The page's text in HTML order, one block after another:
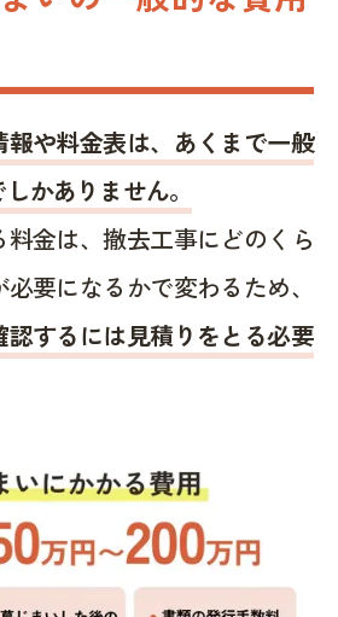
や料金表は、あくまで一般
かありません。
金は、撤去工事にどのくら
要になるかで変わるため、
するには見積りをとる必要